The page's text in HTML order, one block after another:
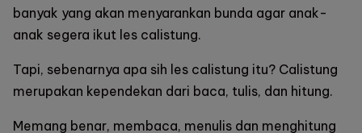
banyak yang akan menyarankan bunda agar anak-
anak segera ikut les calistung.
Tapi, sebenarnya apa sih les calistung itu? Calistung
merupakan kependekan dari baca, tulis, dan hitung.
Memang benar, membaca, menulis dan menghitung